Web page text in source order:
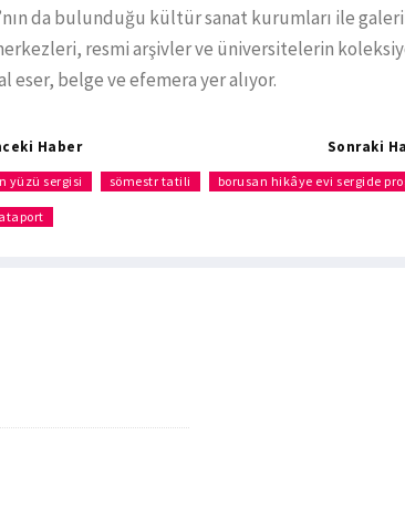
da bulunduğu kültür sanat kurumları ile
resmi arşivler ve üniversitelerin
eser, belge ve efemera yer alıyor.
Haber Sonraki
yüzü sergisi sömestr tatili borusan hikâye evi sergide